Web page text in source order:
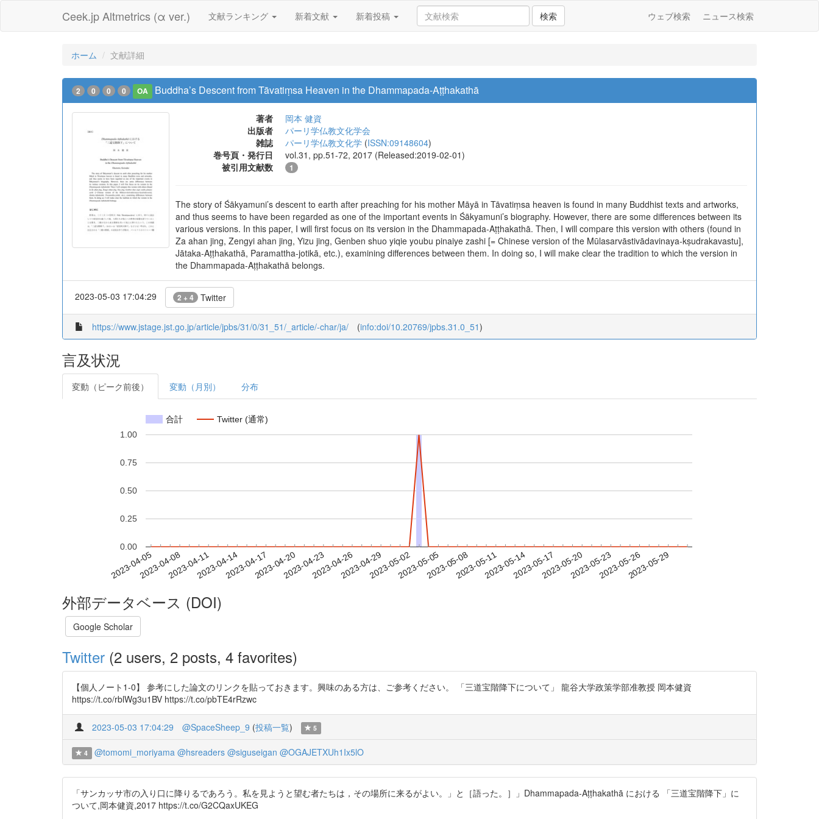
Ceek.jp Altmetrics (α ver.) 文献ランキング 新着文献 新着投稿 検索 ウェブ検索 ニュース検索
ホーム 文献詳細
2 0 0 0 OA Buddha’s Descent from Tāvatiṃsa Heaven in the Dhammapada-Aṭṭhakathā
著者
岡本 健資
出版者
パーリ学仏教文化学会
雑誌
パーリ学仏教文化学 (ISSN:09148604)
巻号頁・発行日
vol.31, pp.51-72, 2017 (Released:2019-02-01)
被引用文献数
1
The story of Śākyamuni’s descent to earth after preaching for his mother Māyā in Tāvatiṃsa heaven is found in many Buddhist texts and artworks,
and thus seems to have been regarded as one of the important events in Śākyamuni’s biography. However, there are some differences between its
various versions. In this paper, I will first focus on its version in the Dhammapada-Aṭṭhakathā. Then, I will compare this version with others (found in
Za ahan jing, Zengyi ahan jing, Yizu jing, Genben shuo yiqie youbu pinaiye zashi [= Chinese version of the Mūlasarvāstivādavinaya-kṣudrakavastu],
Jātaka-Aṭṭhakathā, Paramattha-jotikā, etc.), examining differences between them. In doing so, I will make clear the tradition to which the version in
the Dhammapada-Aṭṭhakathā belongs.
2023-05-03 17:04:29 2 + 4 Twitter
https://www.jstage.jst.go.jp/article/jpbs/31/0/31_51/_article/-char/ja/ (info:doi/10.20769/jpbs.31.0_51)
言及状況
変動（ピーク前後） 変動（月別） 分布
合計 Twitter (通常)
2023-04-052023-04-082023-04-112023-04-142023-04-172023-04-202023-04-232023-04-262023-04-292023-05-022023-05-052023-05-082023-05-112023-05-142023-05-172023-05-202023-05-232023-05-262023-05-29
0.00
0.25
0.50
0.75
1.00
外部データベース (DOI)
Google Scholar
Twitter (2 users, 2 posts, 4 favorites)
【個人ノート1-0】 参考にした論文のリンクを貼っておきます。興味のある方は、ご参考ください。 「三道宝階降下について」 龍谷大学政策学部准教授 岡本健資
https://t.co/rblWg3u1BV https://t.co/pbTE4rRzwc
2023-05-03 17:04:29 @SpaceSheep_9 (投稿一覧) 5
4 @tomomi_moriyama @hsreaders @siguseigan @OGAJETXUh1Ix5lO
「サンカッサ市の入り口に降りるであろう。私を見ようと望む者たちは，その場所に来るがよい。」と［語った。］」Dhammapada-Aṭṭhakathā における 「三道宝階降下」に
ついて,岡本健資,2017 https://t.co/G2CQaxUKEG